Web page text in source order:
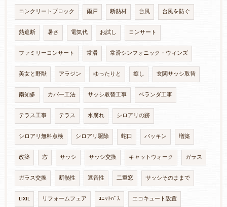
コンクリートブロック 雨戸 断熱材 台風 台風を防ぐ
熱遮断 暑さ 電気代 お試し コンサート
ファミリーコンサート 常滑 常滑シンフォニック・ウィンズ
美女と野獣 アラジン ゆったりと 癒し 玄関サッシ取替
南知多 カバー工法 サッシ取替工事 ベランダ工事
テラス工事 テラス 水腐れ シロアリの跡
シロアリ無料点検 シロアリ駆除 蛇口 パッキン 増築
改築 窓 サッシ サッシ交換 キャットウォーク ガラス
ガラス交換 断熱性 遮音性 二重窓 サッシそのままで
LIXIL リフォームフェア ﾕﾆｯﾄﾊﾞｽ エコキュート設置